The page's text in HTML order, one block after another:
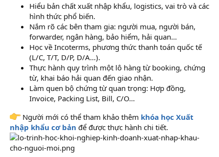
Hiểu bản chất xuất nhập khẩu, logistics, vai trò và các
hình thức phổ biến.
Nắm rõ các bên tham gia: người mua, người bán,
forwarder, ngân hàng, bảo hiểm, hải quan…
Học về Incoterms, phương thức thanh toán quốc tế
(L/C, T/T, D/P, D/A…).
Thực hành quy trình một lô hàng từ booking, chứng
từ, khai báo hải quan đến giao nhận.
Làm quen bộ chứng từ quan trọng: Hợp đồng,
Invoice, Packing List, Bill, C/O…
Người mới có thể tham khảo thêm khóa học Xuất
nhập khẩu cơ bản để được thực hành chi tiết.